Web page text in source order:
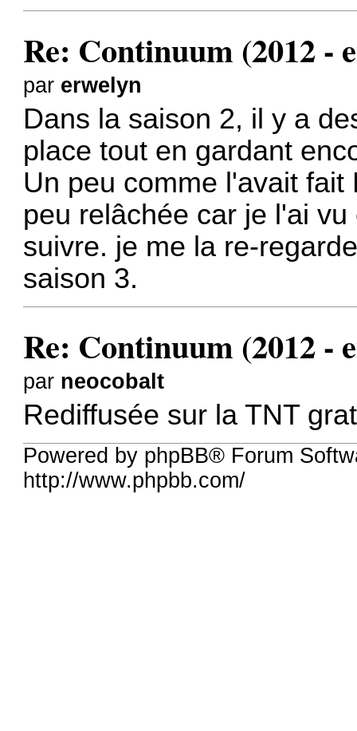
Re: Continuum (2012 -
par erwelyn
Dans la saison 2, il y a
place tout en gardant
Un peu comme l'avait
peu relâchée car je l'ai
suivre. je me la re-
saison 3.
Re: Continuum (2012 -
par neocobalt
Rediffusée sur la TNT
Powered by phpBB® Forum
http://www.phpbb.com/